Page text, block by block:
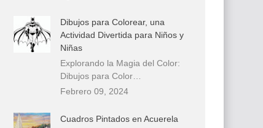
Dibujos para Colorear, una
Actividad Divertida para Niños y
Niñas
Explorando la Magia del Color:
Dibujos para Color…
Febrero 09, 2024
Cuadros Pintados en Acuerela